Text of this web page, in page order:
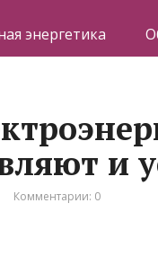
энергетика
и
Комментарии: 0